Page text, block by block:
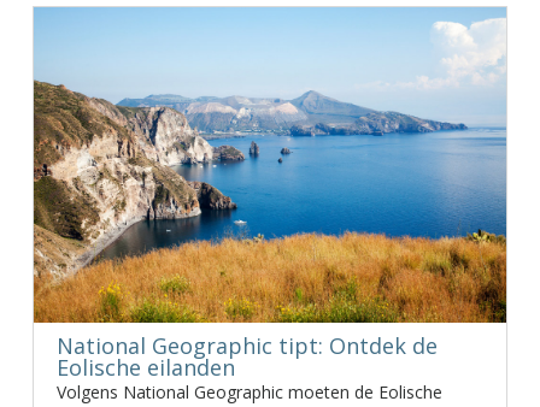
National Geographic tipt: Ontdek de
Eolische eilanden
Volgens National Geographic moeten de Eolische